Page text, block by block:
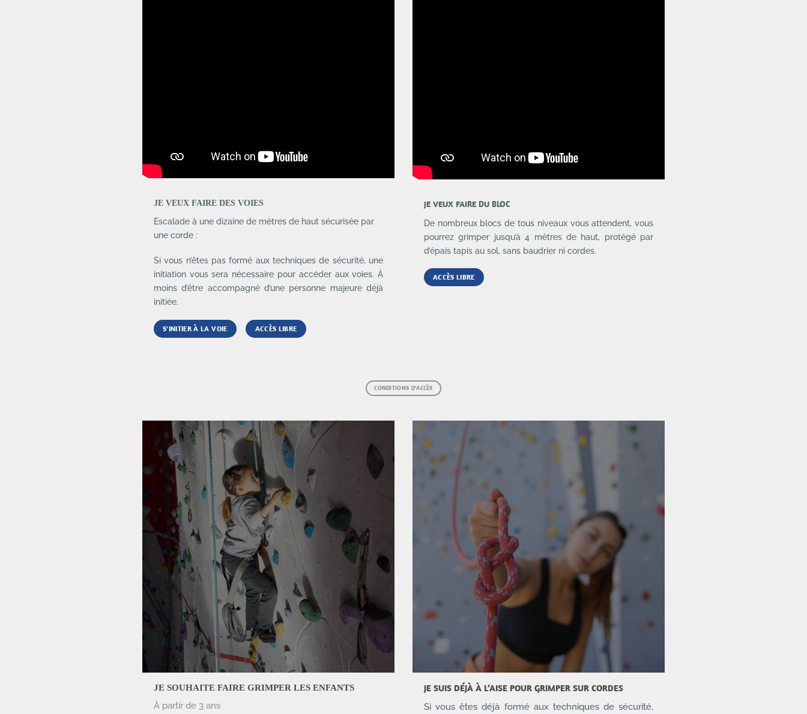
JE VEUX FAIRE DES VOIES
Escalade à une dizaine de mètres de haut sécurisée par
une corde :
Si vous n’êtes pas formé aux techniques de sécurité, une
initiation vous sera nécessaire pour accéder aux voies. À
moins d’être accompagné d’une personne majeure déjà
initiée.
S'INITIER À LA VOIE ACCÈS LIBRE
JE VEUX FAIRE DU BLOC
De nombreux blocs de tous niveaux vous attendent, vous
pourrez grimper jusqu’à 4 mètres de haut, protégé par
d’épais tapis au sol, sans baudrier ni cordes.
ACCÈS LIBRE
CONDITIONS D'ACCÈS
JE SOUHAITE FAIRE GRIMPER LES ENFANTS
À partir de 3 ans
JE SUIS DÉJÀ À L’AISE POUR GRIMPER SUR CORDES
Si vous êtes déjà formé aux techniques de sécurité,